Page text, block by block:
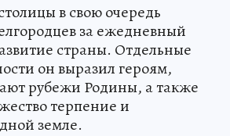
в свою очередь
за ежедневный
страны. Отдельные
он выразил героям,
рубежи Родины, а также
терпение и
земле.